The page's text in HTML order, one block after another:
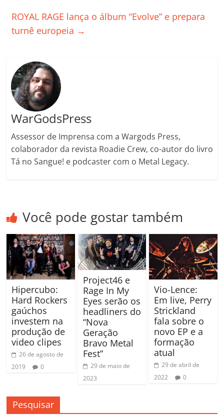
o
k
p a k h
ROYAL RAGE lança o álbum “Evolve” e prepara
turnê europeia →
WarGodsPress
Assessor de Imprensa com a Wargods Press,
colaborador da revista Roadie Crew, co-autor do livro
Tá no Sangue! e podcaster com o Metal Legacy.
Você pode gostar também
Hipercubo:
Hard Rockers
gaúchos
investem na
produção de
video clipes
26 de agosto de
2019
0
Project46 e
Rage In My
Eyes serão os
headliners do
“Nova
Geração
Bravo Metal
Fest”
29 de maio de
2023
Vio-Lence:
Em live, Perry
Strickland
fala sobre o
novo EP e a
formação
atual
29 de abril de
2022
0
Pesquisar